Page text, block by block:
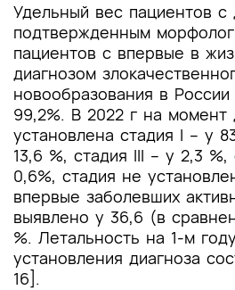
Удельный вес пациентов с
подтвержденным
пациентов с впервые в
диагнозом
новообразования в России
99,2%. В 2022 г на момент
установлена стадия I – у
13,6 %, стадия III – у 2,3 %,
0,6%, стадия не
впервые заболевших
выявлено у 36,6 (в
%. Летальность на 1-м
установления диагноза
16].